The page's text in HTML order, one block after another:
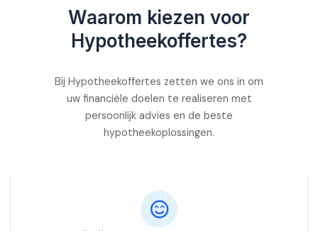
Waarom kiezen voor
Hypotheekoffertes?
Bij Hypotheekoffertes zetten we ons in om
uw financiële doelen te realiseren met
persoonlijk advies en de beste
hypotheekoplossingen.